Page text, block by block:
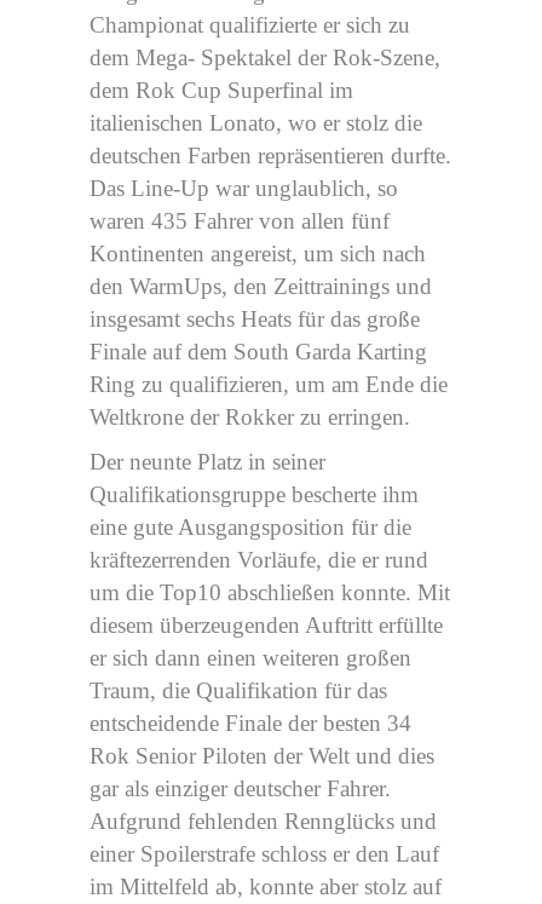
Championat qualifizierte er sich zu
dem Mega- Spektakel der Rok-Szene,
dem Rok Cup Superfinal im
italienischen Lonato, wo er stolz die
deutschen Farben repräsentieren durfte.
Das Line-Up war unglaublich, so
waren 435 Fahrer von allen fünf
Kontinenten angereist, um sich nach
den WarmUps, den Zeittrainings und
insgesamt sechs Heats für das große
Finale auf dem South Garda Karting
Ring zu qualifizieren, um am Ende die
Weltkrone der Rokker zu erringen.
Der neunte Platz in seiner
Qualifikationsgruppe bescherte ihm
eine gute Ausgangsposition für die
kräftezerrenden Vorläufe, die er rund
um die Top10 abschließen konnte. Mit
diesem überzeugenden Auftritt erfüllte
er sich dann einen weiteren großen
Traum, die Qualifikation für das
entscheidende Finale der besten 34
Rok Senior Piloten der Welt und dies
gar als einziger deutscher Fahrer.
Aufgrund fehlenden Rennglücks und
einer Spoilerstrafe schloss er den Lauf
im Mittelfeld ab, konnte aber stolz auf